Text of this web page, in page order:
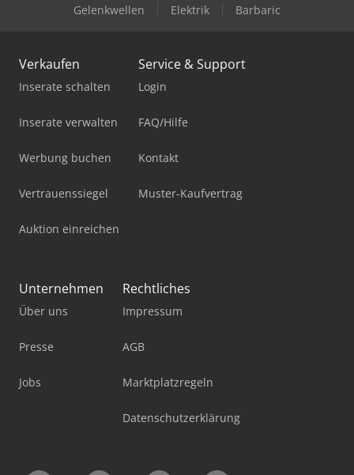
Gelenkwellen
Elektrik Barbaric
Verkaufen
Inserate schalten
Inserate verwalten
Werbung buchen
Vertrauenssiegel
Auktion einreichen
Service & Support
Login
FAQ/Hilfe
Kontakt
Muster-Kaufvertrag
Unternehmen
Über uns
Presse
Jobs
Rechtliches
Impressum
AGB
Marktplatzregeln
Datenschutzerklärung